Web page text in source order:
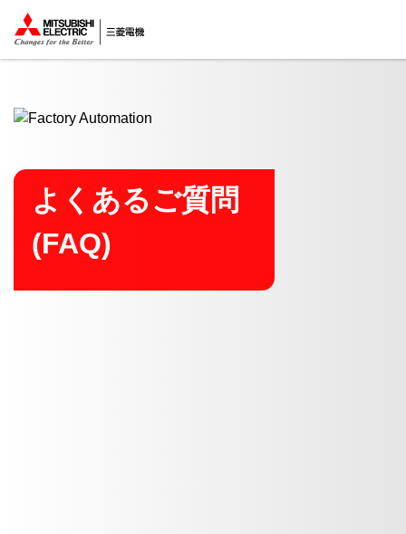
ここから本文
よくあるご質問
(FAQ)